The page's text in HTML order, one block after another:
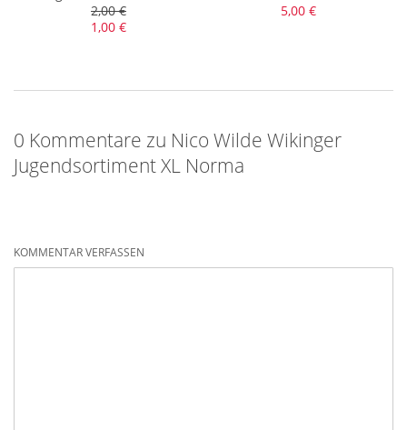
2,00 €
1,00 €
5,00 €
0 Kommentare zu Nico Wilde Wikinger
Jugendsortiment XL Norma
KOMMENTAR VERFASSEN